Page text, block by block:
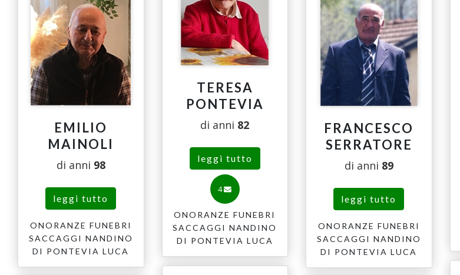
TERESA
PONTEVIA
di anni 82
leggi tutto
4
ONORANZE FUNEBRI
SACCAGGI NANDINO
DI PONTEVIA LUCA
EMILIO
MAINOLI
di anni 98
leggi tutto
ONORANZE FUNEBRI
SACCAGGI NANDINO
DI PONTEVIA LUCA
FRANCESCO
SERRATORE
di anni 89
leggi tutto
ONORANZE FUNEBRI
SACCAGGI NANDINO
DI PONTEVIA LUCA